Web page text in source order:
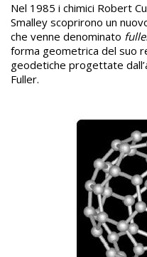
Nel 1985 i chimici Robert
Smalley scoprirono un
che venne denominato
forma geometrica del suo
geodetiche progettate
Fuller.